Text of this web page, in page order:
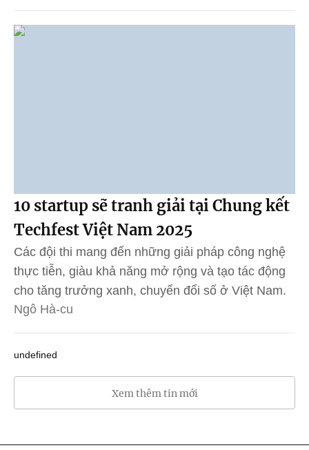
10 startup sẽ tranh giải tại Chung kết
Techfest Việt Nam 2025
Các đội thi mang đến những giải pháp công nghệ
thực tiễn, giàu khả năng mở rộng và tạo tác động
cho tăng trưởng xanh, chuyển đổi số ở Việt Nam.
Ngô Hà-cu
undefined
Xem thêm tin mới